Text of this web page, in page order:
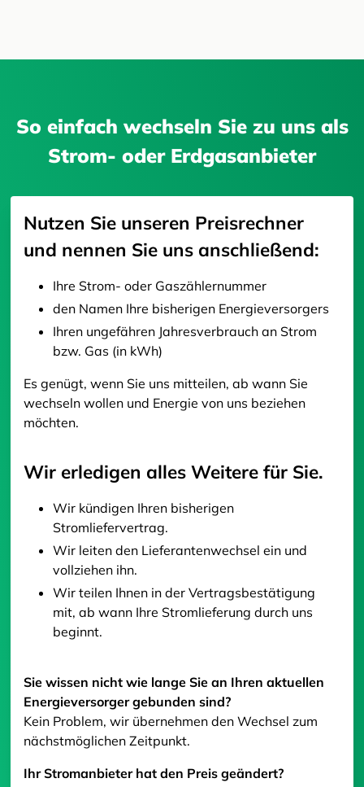
So einfach wechseln Sie zu uns als
Strom- oder Erdgasanbieter
Nutzen Sie unseren Preisrechner
und nennen Sie uns anschließend:
Ihre Strom- oder Gaszählernummer
den Namen Ihre bisherigen Energieversorgers
Ihren ungefähren Jahresverbrauch an Strom
bzw. Gas (in kWh)
Es genügt, wenn Sie uns mitteilen, ab wann Sie
wechseln wollen und Energie von uns beziehen
möchten.
Wir erledigen alles Weitere für Sie.
Wir kündigen Ihren bisherigen
Stromliefervertrag.
Wir leiten den Lieferantenwechsel ein und
vollziehen ihn.
Wir teilen Ihnen in der Vertragsbestätigung
mit, ab wann Ihre Stromlieferung durch uns
beginnt.
Sie wissen nicht wie lange Sie an Ihren aktuellen
Energieversorger gebunden sind?
Kein Problem, wir übernehmen den Wechsel zum
nächstmöglichen Zeitpunkt.
Ihr Stromanbieter hat den Preis geändert?